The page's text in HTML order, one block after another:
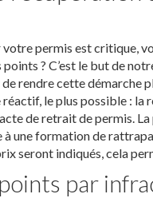
permis est critique,
? C’est le but de
rendre cette démarche
le plus possible :
de retrait de permis.
une formation de
seront indiqués, cela
par